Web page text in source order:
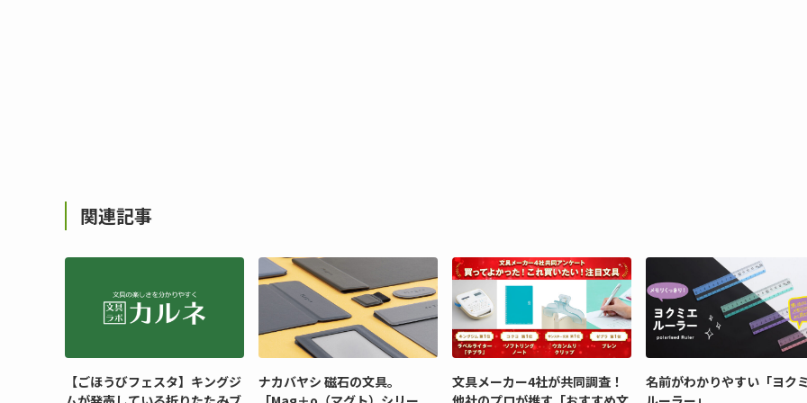
関連記事
【ごほうびフェスタ】キングジ
ナカバヤシ 磁石の文具。
文具メーカー4社が共同調査！
名前がわかりやすい「ヨク